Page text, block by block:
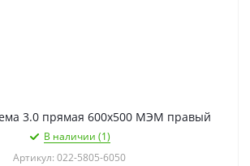
Сунержа Богема 3.0 прямая 600х500 МЭМ правый
В наличии (1)
Артикул: 022-5805-6050